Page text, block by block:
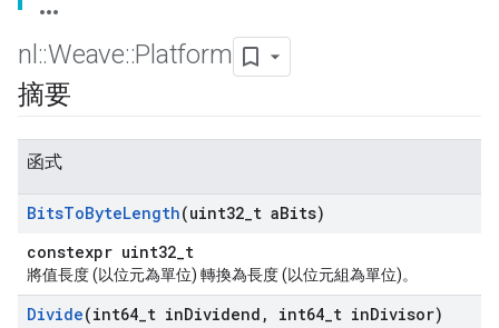
nl ::Weave::Platform
摘要
函式
BitsToByteLength(uint32 t aBits)
constexpr uint32_t
將值長度 (以位元為單位) 轉換為長度 (以位元組為單位)。
Divide(int64 t inDividend , int64 t inDivisor)